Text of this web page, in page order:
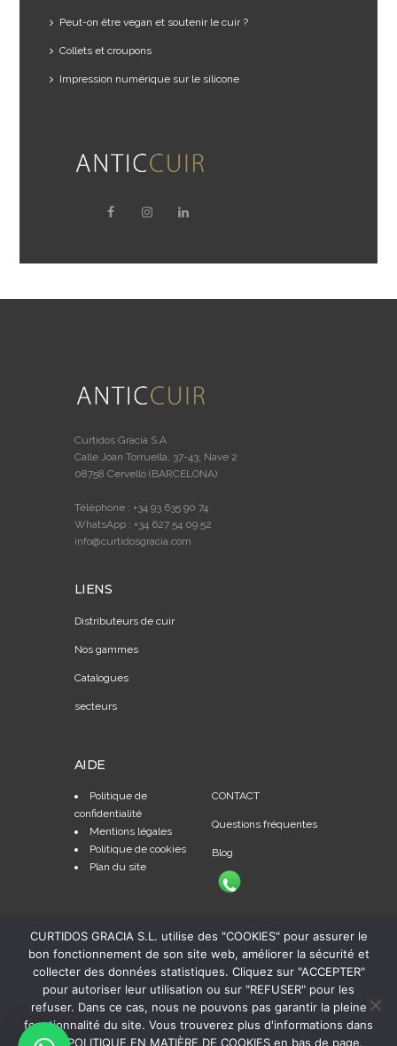
Peut-on être vegan et soutenir le cuir ?
Collets et croupons
Impression numérique sur le silicone
Curtidos Gracia S.A
Calle Joan Torruella, 37-43, Nave 2
08758 Cervelló (BARCELONA)
Téléphone : +34 93 635 90 74
WhatsApp : +34 627 54 09 52
info@curtidosgracia.com
LIENS
Distributeurs de cuir
Nos gammes
Catalogues
secteurs
AIDE
Politique de
confidentialité
Mentions légales
Politique de cookies
Plan du site
CONTACT
Questions fréquentes
Blog
CURTIDOS GRACIA S.L. utilise des "COOKIES" pour assurer le
bon fonctionnement de son site web, améliorer la sécurité et
collecter des données statistiques. Cliquez sur "ACCEPTER"
pour autoriser leur utilisation ou sur "REFUSER" pour les
refuser. Dans ce cas, nous ne pouvons pas garantir la pleine
fonctionnalité du site. Vous trouverez plus d'informations dans
notre POLITIQUE EN MATIÈRE DE COOKIES en bas de page.